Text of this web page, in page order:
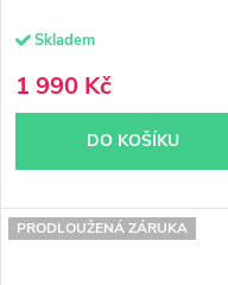
Skladem
1 990 Kč
DO KOŠÍKU
PRODLOUŽENÁ ZÁRUKA